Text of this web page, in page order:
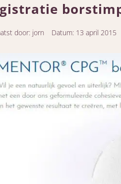
door: jorn Datum: 13 april 2015